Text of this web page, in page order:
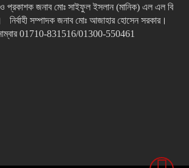
জনাব মোঃ সাইফুল ইসলান (মানিক) এল এল বি
সম্পাদক জনাব মোঃ আজাহার হোসেন সরকার।
01710-831516/01300-550461